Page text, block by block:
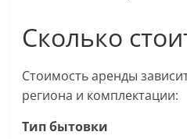
Сколько
Стоимость аренды
региона и комплектации:
Тип бытовки